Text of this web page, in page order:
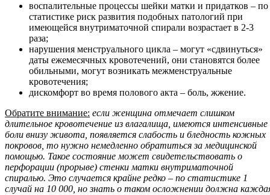
воспалительные процессы шейки матки и придатков – по
статистике риск развития подобных патологий при
имеющейся внутриматочной спирали возрастает в 2-3
раза;
нарушения менструального цикла – могут «сдвинуться»
даты ежемесячных кровотечений, они становятся более
обильными, могут возникать межменструальные
кровотечения;
дискомфорт во время полового акта – боль, жжение.
Обратите внимание: если женщина отмечает слишком
длительное кровотечение из влагалища, имеются интенсивные
боли внизу живота, появляется слабость и бледность кожных
покровов, то нужно немедленно обратиться за медицинской
помощью. Такое состояние может свидетельствовать о
перфорации (прорыве) стенки матки внутриматочной
спиралью. Это случается крайне редко – по статистике 1
случай на 10 000, но знать о таком осложнении должна